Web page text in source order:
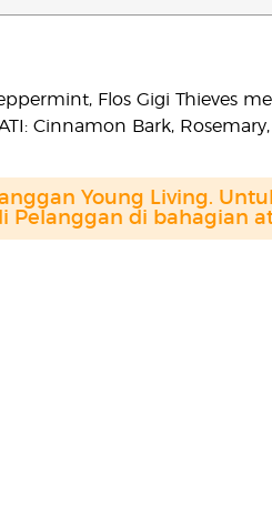
Flos Gigi Thieves
Cinnamon Bark,
Young Living.
Pelanggan di bahagian